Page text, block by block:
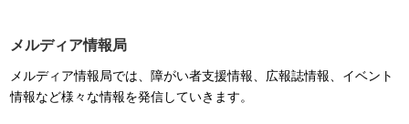
メルディア情報局
メルディア情報局では、障がい者支援情報、広報誌情報、イベント
情報など様々な情報を発信していきます。